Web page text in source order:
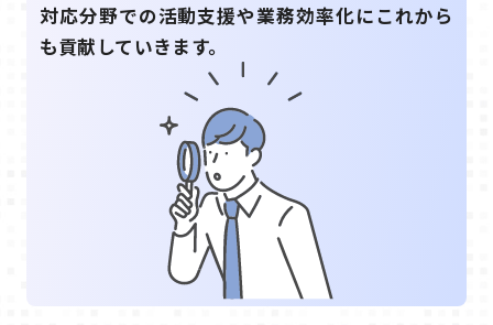
対応分野での活動支援や業務効率化にこれから
も貢献していきます。